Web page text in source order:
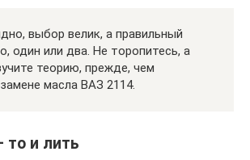
выбор велик, а правильный
один или два. Не торопитесь, а
теорию, прежде, чем
масла ВАЗ 2114.
то и лить